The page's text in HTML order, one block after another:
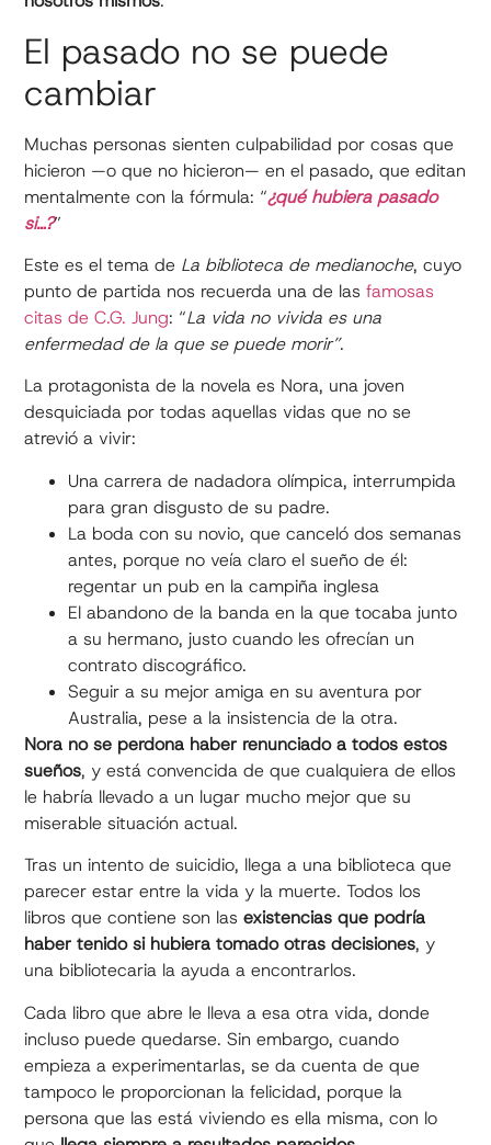
El pasado no se puede
cambiar
Muchas personas sienten culpabilidad por cosas que
hicieron —o que no hicieron— en el pasado, que editan
mentalmente con la fórmula: “¿qué hubiera pasado
si…?”
Este es el tema de La biblioteca de medianoche, cuyo
punto de partida nos recuerda una de lasfamosas
citas de C.G. Jung: “La vida no vivida es una
enfermedad de la que se puede morir”.
La protagonista de la novela es Nora, una joven
desquiciada por todas aquellas vidas que no se
atrevió a vivir:
Una carrera de nadadora olímpica, interrumpida
para gran disgusto de su padre.
La boda con su novio, que canceló dos semanas
antes, porque no veía claro el sueño de él:
regentar un pub en la campiña inglesa
El abandono de la banda en la que tocaba junto
a su hermano, justo cuando les ofrecían un
contrato discográfico.
Seguir a su mejor amiga en su aventura por
Australia, pese a la insistencia de la otra.
Nora no se perdona haber renunciado a todos estos
sueños, y está convencida de que cualquiera de ellos
le habría llevado a un lugar mucho mejor que su
miserable situación actual.
Tras un intento de suicidio, llega a una biblioteca que
parecer estar entre la vida y la muerte. Todos los
libros que contiene son lasexistencias que podría
haber tenido si hubiera tomado otras decisiones, y
una bibliotecaria la ayuda a encontrarlos.
Cada libro que abre le lleva a esa otra vida, donde
incluso puede quedarse. Sin embargo, cuando
empieza a experimentarlas, se da cuenta de que
tampoco le proporcionan la felicidad, porque la
persona que las está viviendo es ella misma, con lo